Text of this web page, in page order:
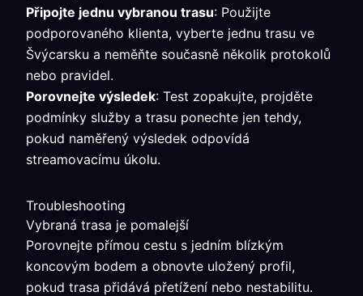
Připojte jednu vybranou trasu: Použijte
podporovaného klienta, vyberte jednu trasu ve
Švýcarsku a neměňte současně několik protokolů
nebo pravidel.
Porovnejte výsledek: Test zopakujte, projděte
podmínky služby a trasu ponechte jen tehdy,
pokud naměřený výsledek odpovídá
streamovacímu úkolu.
Troubleshooting
Vybraná trasa je pomalejší
Porovnejte přímou cestu s jedním blízkým
koncovým bodem a obnovte uložený profil,
pokud trasa přidává přetížení nebo nestabilitu.